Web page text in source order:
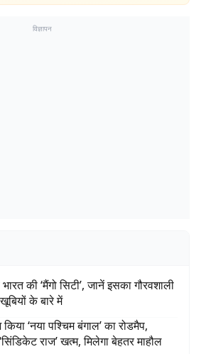
विज्ञापन
की ‘मैंगो सिटी’, जानें इसका गौरवशाली
के बारे में
‘नया पश्चिम बंगाल’ का रोडमैप,
राज’ खत्म, मिलेगा बेहतर माहौल